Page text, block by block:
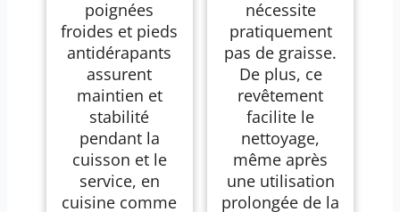
poignées
froides et pieds
antidérapants
assurent
maintien et
stabilité
pendant la
cuisson et le
service, en
cuisine comme
nécessite
pratiquement
pas de graisse.
De plus, ce
revêtement
facilite le
nettoyage,
même après
une utilisation
prolongée de la